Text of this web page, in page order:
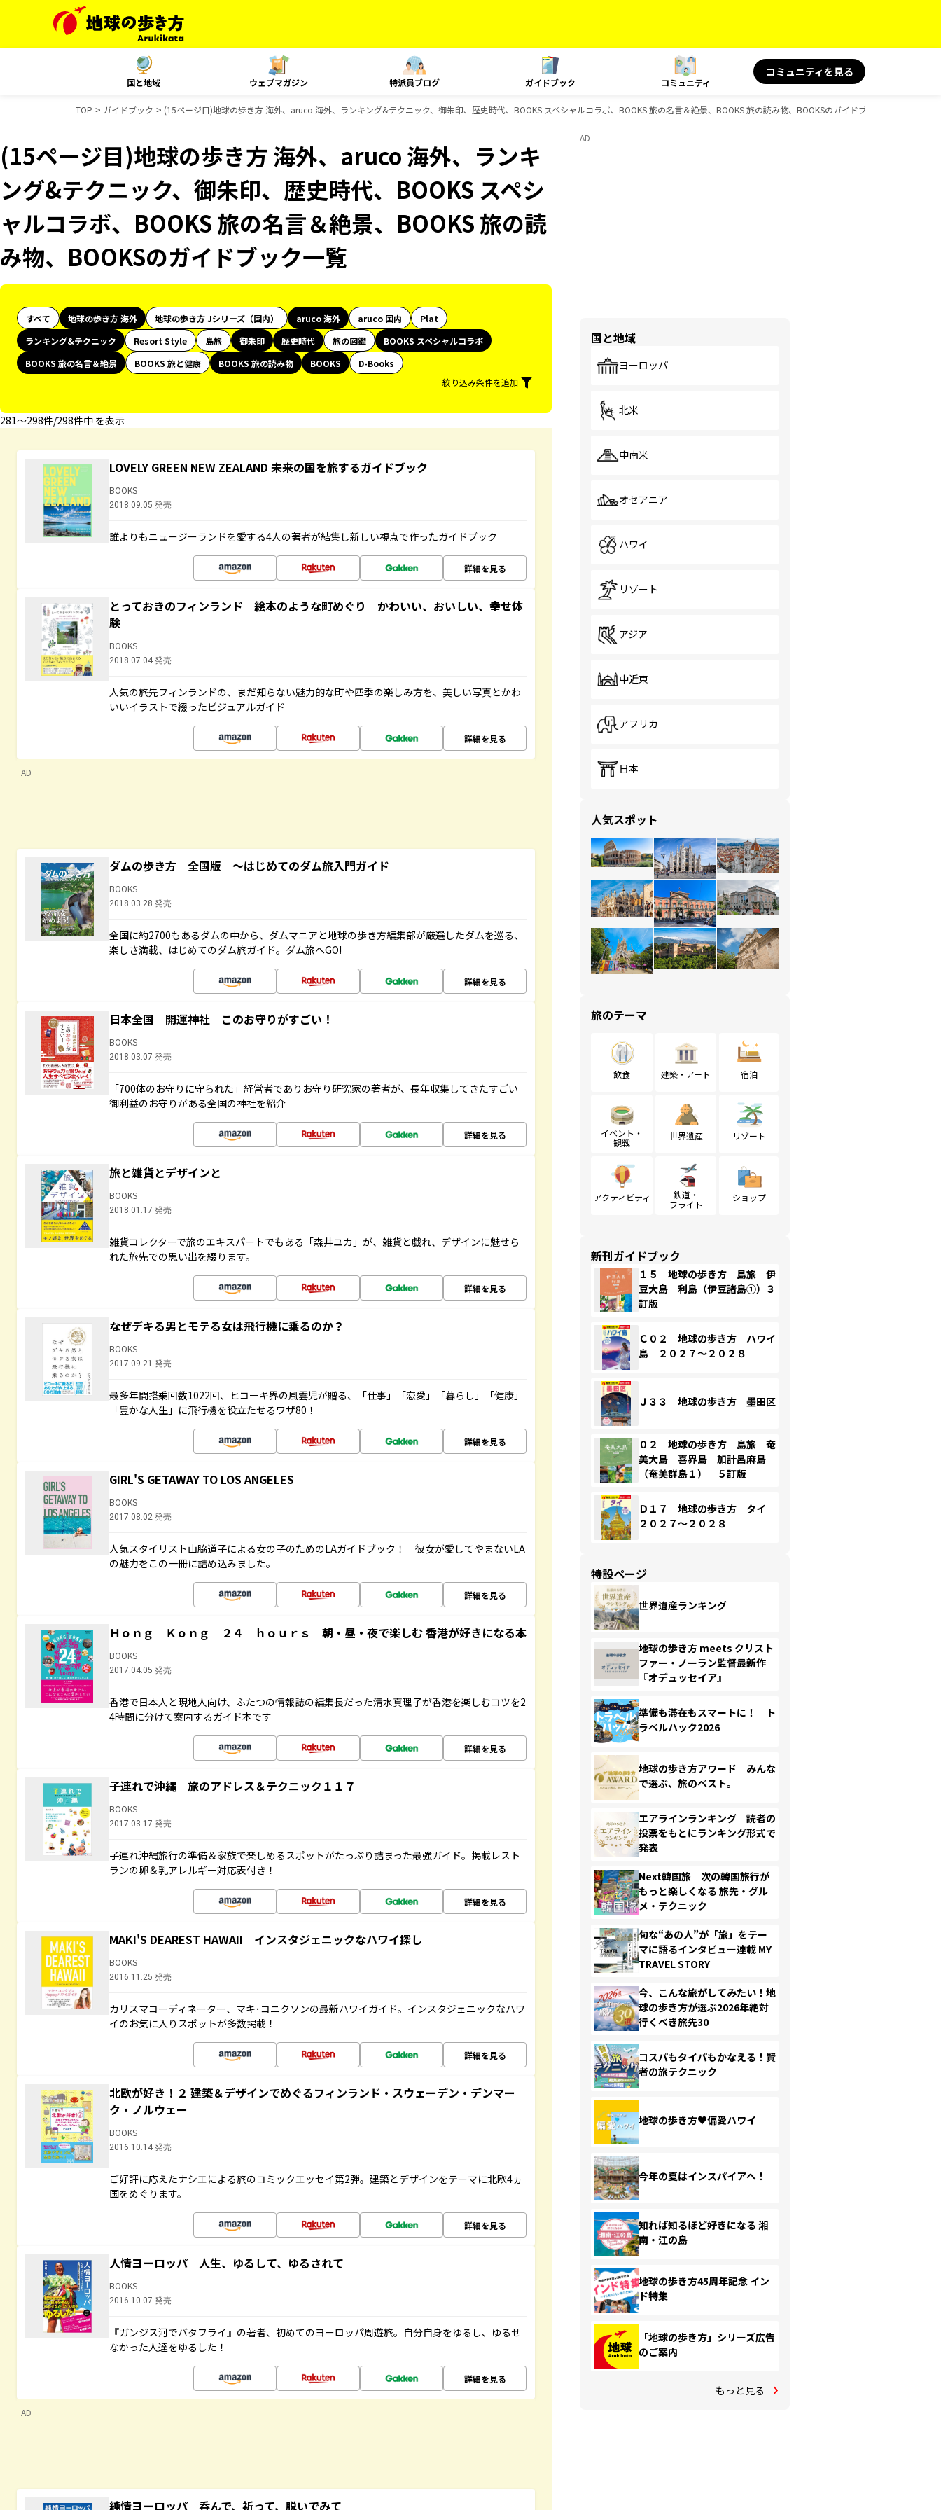
国と地域 ウェブマガジン 特派員ブログ ガイドブック コミュニティ
コミュニティを見る
TOP ガイドブック (15ページ目)地球の歩き方 海外、aruco 海外、ランキング&テクニック、御朱印、歴史時代、BOOKS スペシャルコラボ、BOOKS 旅の名言＆絶景、BOOKS 旅の読み物、BOOKSのガイドブック一覧
(15ページ目)地球の歩き方 海外、aruco 海外、ランキ
ング&テクニック、御朱印、歴史時代、BOOKS スペシ
ャルコラボ、BOOKS 旅の名言＆絶景、BOOKS 旅の読
み物、BOOKSのガイドブック一覧
すべて 地球の歩き方 海外 地球の歩き方 Jシリーズ（国内） aruco 海外 aruco 国内
Plat
ランキング&テクニック
Resort Style 島旅 御朱印 歴史時代 旅の図鑑
BOOKS スペシャルコラボ
BOOKS 旅の名言＆絶景
BOOKS 旅と健康 BOOKS 旅の読み物 BOOKS
D-Books
絞り込み条件を追加
281〜298件/298件中 を表示
LOVELY GREEN NEW ZEALAND 未来の国を旅するガイドブック
BOOKS
2018.09.05 発売
誰よりもニュージーランドを愛する4人の著者が結集し新しい視点で作ったガイドブック
詳細を見る
とっておきのフィンランド 絵本のような町めぐり かわいい、おいしい、幸せ体
験
BOOKS
2018.07.04 発売
人気の旅先フィンランドの、まだ知らない魅力的な町や四季の楽しみ方を、美しい写真とかわ
いいイラストで綴ったビジュアルガイド
詳細を見る
AD
ダムの歩き方 全国版 ～はじめてのダム旅入門ガイド
BOOKS
2018.03.28 発売
全国に約2700もあるダムの中から、ダムマニアと地球の歩き方編集部が厳選したダムを巡る、
楽しさ満載、はじめてのダム旅ガイド。ダム旅へGO!
詳細を見る
日本全国 開運神社 このお守りがすごい！
BOOKS
2018.03.07 発売
「700体のお守りに守られた」経営者でありお守り研究家の著者が、長年収集してきたすごい
御利益のお守りがある全国の神社を紹介
詳細を見る
旅と雑貨とデザインと
BOOKS
2018.01.17 発売
雑貨コレクターで旅のエキスパートでもある「森井ユカ」が、雑貨と戯れ、デザインに魅せら
れた旅先での思い出を綴ります。
詳細を見る
なぜデキる男とモテる女は飛行機に乗るのか？
BOOKS
2017.09.21 発売
最多年間搭乗回数1022回、ヒコーキ界の風雲児が贈る、「仕事」「恋愛」「暮らし」「健康」
「豊かな人生」に飛行機を役立たせるワザ80！
詳細を見る
GIRL'S GETAWAY TO LOS ANGELES
BOOKS
2017.08.02 発売
人気スタイリスト山脇道子による女の子のためのLAガイドブック！ 彼女が愛してやまないLA
の魅力をこの一冊に詰め込みました。
詳細を見る
Ｈｏｎｇ Ｋｏｎｇ ２４ ｈｏｕｒｓ 朝・昼・夜で楽しむ 香港が好きになる本
BOOKS
2017.04.05 発売
香港で日本人と現地人向け、ふたつの情報誌の編集長だった清水真理子が香港を楽しむコツを2
4時間に分けて案内するガイド本です
詳細を見る
子連れで沖縄 旅のアドレス＆テクニック１１７
BOOKS
2017.03.17 発売
子連れ沖縄旅行の準備＆家族で楽しめるスポットがたっぷり詰まった最強ガイド。掲載レスト
ランの卵＆乳アレルギー対応表付き！
詳細を見る
MAKI'S DEAREST HAWAII インスタジェニックなハワイ探し
BOOKS
2016.11.25 発売
カリスマコーディネーター、マキ･コニクソンの最新ハワイガイド。インスタジェニックなハワ
イのお気に入りスポットが多数掲載！
詳細を見る
北欧が好き！２ 建築＆デザインでめぐるフィンランド・スウェーデン・デンマー
ク・ノルウェー
BOOKS
2016.10.14 発売
ご好評に応えたナシエによる旅のコミックエッセイ第2弾。建築とデザインをテーマに北欧4ヵ
国をめぐります。
詳細を見る
人情ヨーロッパ 人生、ゆるして、ゆるされて
BOOKS
2016.10.07 発売
『ガンジス河でバタフライ』の著者、初めてのヨーロッパ周遊旅。自分自身をゆるし、ゆるせ
なかった人達をゆるした！
詳細を見る
AD
純情ヨーロッパ 呑んで、祈って、脱いでみて
AD
国と地域
ヨーロッパ
北米
中南米
オセアニア
ハワイ
リゾート
アジア
中近東
アフリカ
日本
人気スポット
旅のテーマ
飲食 建築・アート 宿泊
イベント・
観戦
世界遺産 リゾート
アクティビティ
鉄道・
フライト
ショップ
新刊ガイドブック
１５ 地球の歩き方 島旅 伊
豆大島 利島（伊豆諸島①）３
訂版
Ｃ０２ 地球の歩き方 ハワイ
島 ２０２７～２０２８
Ｊ３３ 地球の歩き方 墨田区
０２ 地球の歩き方 島旅 奄
美大島 喜界島 加計呂麻島
（奄美群島１） ５訂版
Ｄ１７ 地球の歩き方 タイ
２０２７～２０２８
特設ページ
世界遺産ランキング
地球の歩き方 meets クリスト
ファー・ノーラン監督最新作
『オデュッセイア』
準備も滞在もスマートに！ ト
ラベルハック2026
地球の歩き方アワード みんな
で選ぶ、旅のベスト。
エアラインランキング 読者の
投票をもとにランキング形式で
発表
Next韓国旅 次の韓国旅行が
もっと楽しくなる 旅先・グル
メ・テクニック
旬な“あの人”が「旅」をテー
マに語るインタビュー連載 MY
TRAVEL STORY
今、こんな旅がしてみたい！地
球の歩き方が選ぶ2026年絶対
行くべき旅先30
コスパもタイパもかなえる！賢
者の旅テクニック
地球の歩き方♥偏愛ハワイ
今年の夏はインスパイアへ！
知れば知るほど好きになる 湘
南・江の島
地球の歩き方45周年記念 イン
ド特集
「地球の歩き方」シリーズ広告
のご案内
もっと見る